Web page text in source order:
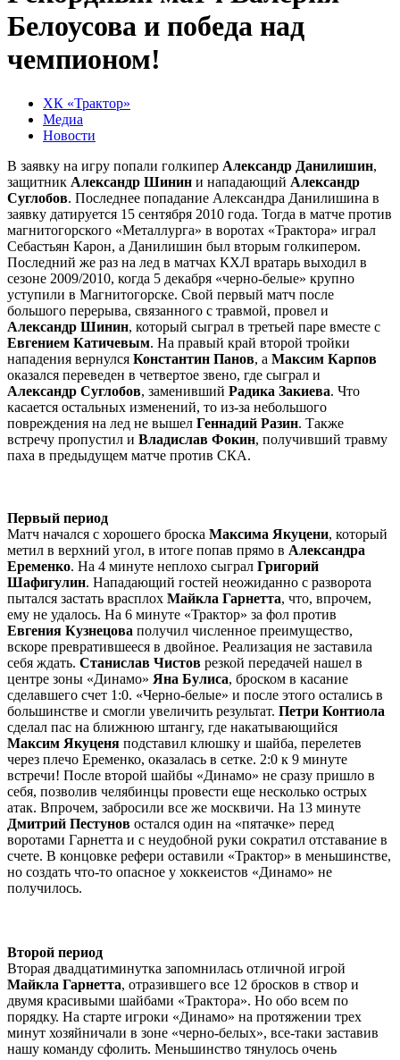
Белоусова и победа над
чемпионом!
ХК «Трактор»
Медиа
Новости
В заявку на игру попали голкипер Александр Данилишин,
защитник Александр Шинин и нападающий Александр
Суглобов. Последнее попадание Александра Данилишина в
заявку датируется 15 сентября 2010 года. Тогда в матче против
магнитогорского «Металлурга» в воротах «Трактора» играл
Себастьян Карон, а Данилишин был вторым голкипером.
Последний же раз на лед в матчах КХЛ вратарь выходил в
сезоне 2009/2010, когда 5 декабря «черно-белые» крупно
уступили в Магнитогорске. Свой первый матч после
большого перерыва, связанного с травмой, провел и
Александр Шинин, который сыграл в третьей паре вместе с
Евгением Катичевым. На правый край второй тройки
нападения вернулся Константин Панов, а Максим Карпов
оказался переведен в четвертое звено, где сыграл и
Александр Суглобов, заменивший Радика Закиева. Что
касается остальных изменений, то из-за небольшого
повреждения на лед не вышел Геннадий Разин. Также
встречу пропустил и Владислав Фокин, получивший травму
паха в предыдущем матче против СКА.
Первый период
Матч начался с хорошего броска Максима Якуцени, который
метил в верхний угол, в итоге попав прямо в Александра
Еременко. На 4 минуте неплохо сыграл Григорий
Шафигулин. Нападающий гостей неожиданно с разворота
пытался застать врасплох Майкла Гарнетта, что, впрочем,
ему не удалось. На 6 минуте «Трактор» за фол против
Евгения Кузнецова получил численное преимущество,
вскоре превратившееся в двойное. Реализация не заставила
себя ждать. Станислав Чистов резкой передачей нашел в
центре зоны «Динамо» Яна Булиса, броском в касание
сделавшего счет 1:0. «Черно-белые» и после этого остались в
большинстве и смогли увеличить результат. Петри Контиола
сделал пас на ближнюю штангу, где накатывающийся
Максим Якуценя подставил клюшку и шайба, перелетев
через плечо Еременко, оказалась в сетке. 2:0 к 9 минуте
встречи! После второй шайбы «Динамо» не сразу пришло в
себя, позволив челябинцы провести еще несколько острых
атак. Впрочем, забросили все же москвичи. На 13 минуте
Дмитрий Пестунов остался один на «пятачке» перед
воротами Гарнетта и с неудобной руки сократил отставание в
счете. В концовке рефери оставили «Трактор» в меньшинстве,
но создать что-то опасное у хоккеистов «Динамо» не
получилось.
Второй период
Вторая двадцатиминутка запомнилась отличной игрой
Майкла Гарнетта, отразившего все 12 бросков в створ и
двумя красивыми шайбами «Трактора». Но обо всем по
порядку. На старте игроки «Динамо» на протяжении трех
минут хозяйничали в зоне «черно-белых», все-таки заставив
нашу команду сфолить. Меньшинство тянулось очень